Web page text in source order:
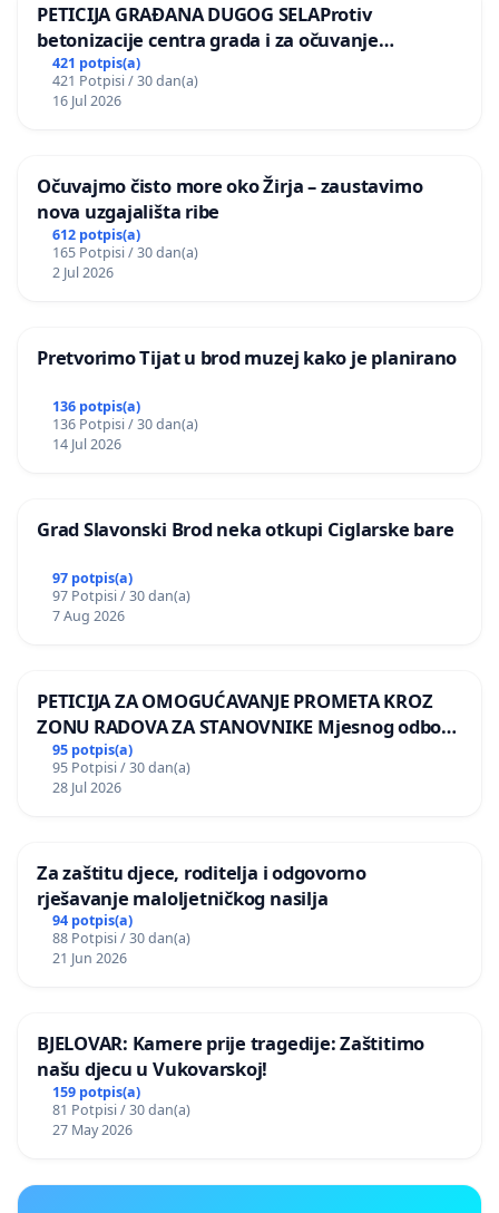
PETICIJA GRAĐANA DUGOG SELAProtiv
betonizacije centra grada i za očuvanje
postojećih zelenih površina i odraslih stabala pri
donošenju izmjena urbanističkog plana
421 potpis(a)
421 Potpisi / 30 dan(a)
16 Jul 2026
Očuvajmo čisto more oko Žirja – zaustavimo
nova uzgajališta ribe
612 potpis(a)
165 Potpisi / 30 dan(a)
2 Jul 2026
Pretvorimo Tijat u brod muzej kako je planirano
136 potpis(a)
136 Potpisi / 30 dan(a)
14 Jul 2026
Grad Slavonski Brod neka otkupi Ciglarske bare
97 potpis(a)
97 Potpisi / 30 dan(a)
7 Aug 2026
PETICIJA ZA OMOGUĆAVANJE PROMETA KROZ
ZONU RADOVA ZA STANOVNIKE Mjesnog odbora
Kamensko i Lemić Brdo
95 potpis(a)
95 Potpisi / 30 dan(a)
28 Jul 2026
Za zaštitu djece, roditelja i odgovorno
rješavanje maloljetničkog nasilja
94 potpis(a)
88 Potpisi / 30 dan(a)
21 Jun 2026
BJELOVAR: Kamere prije tragedije: Zaštitimo
našu djecu u Vukovarskoj!
159 potpis(a)
81 Potpisi / 30 dan(a)
27 May 2026